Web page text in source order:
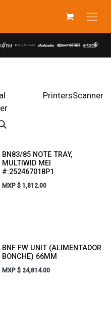
PrintersScanner
BN83/85 NOTE TRAY,
MULTIWID MEI
#:252467018P1
MXP $ 1,812.00
BNF FW UNIT (ALIMENTADOR
BONCHE) 66MM
MXP $ 24,814.00